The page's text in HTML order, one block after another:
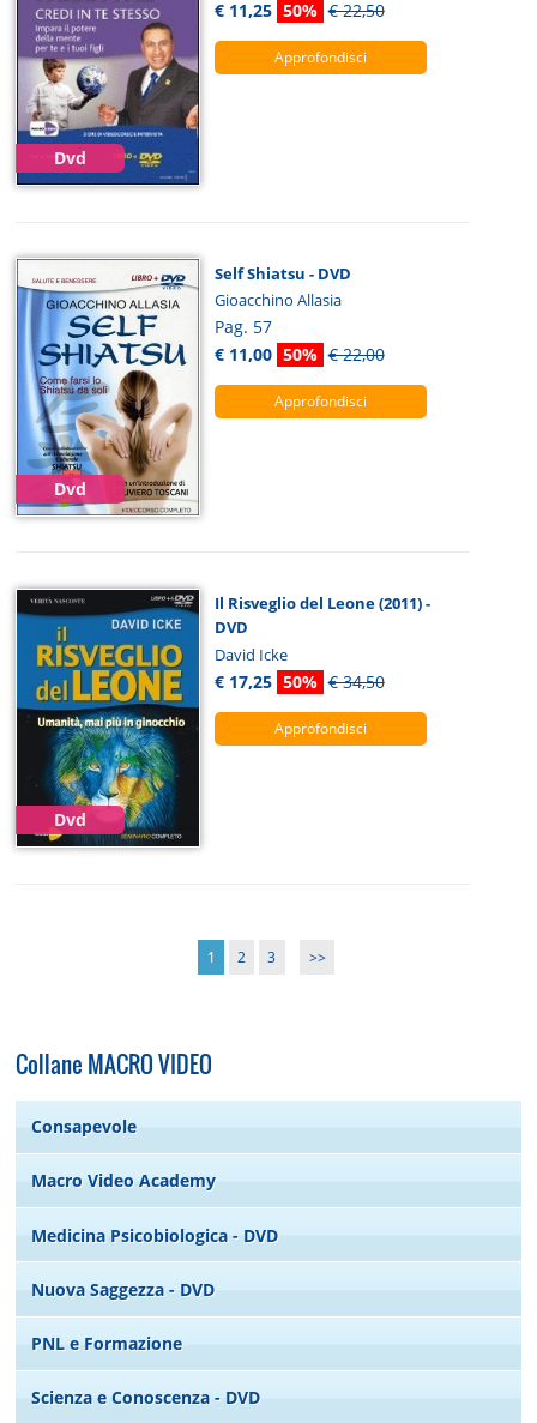
Dvd
€ 11,25 50% € 22,50
Approfondisci
Dvd
Self Shiatsu - DVD
Gioacchino Allasia
Pag. 57
€ 11,00 50% € 22,00
Approfondisci
Dvd
Il Risveglio del Leone (2011) -
DVD
David Icke
€ 17,25 50% € 34,50
Approfondisci
1 2 3 >>
Collane MACRO VIDEO
Consapevole
Macro Video Academy
Medicina Psicobiologica - DVD
Nuova Saggezza - DVD
PNL e Formazione
Scienza e Conoscenza - DVD